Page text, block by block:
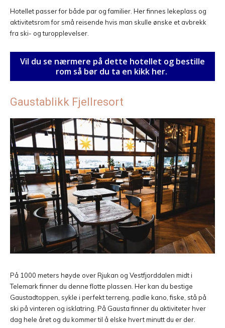
Hotellet passer for både par og familier. Her finnes lekeplass og
aktivitetsrom for små reisende hvis man skulle ønske et avbrekk
fra ski- og turopplevelser.
Vil du se nærmere på dette hotellet og bestille
rom så bør du ta en kikk her.
Gaustablikk Fjellresort
På 1000 meters høyde over Rjukan og Vestfjorddalen midt i
Telemark finner du denne flotte plassen. Her kan du bestige
Gaustadtoppen, sykle i perfekt terreng, padle kano, fiske, stå på
ski på vinteren og isklatring. På Gausta finner du aktiviteter hver
dag hele året og du kommer til å elske hvert minutt du er der.